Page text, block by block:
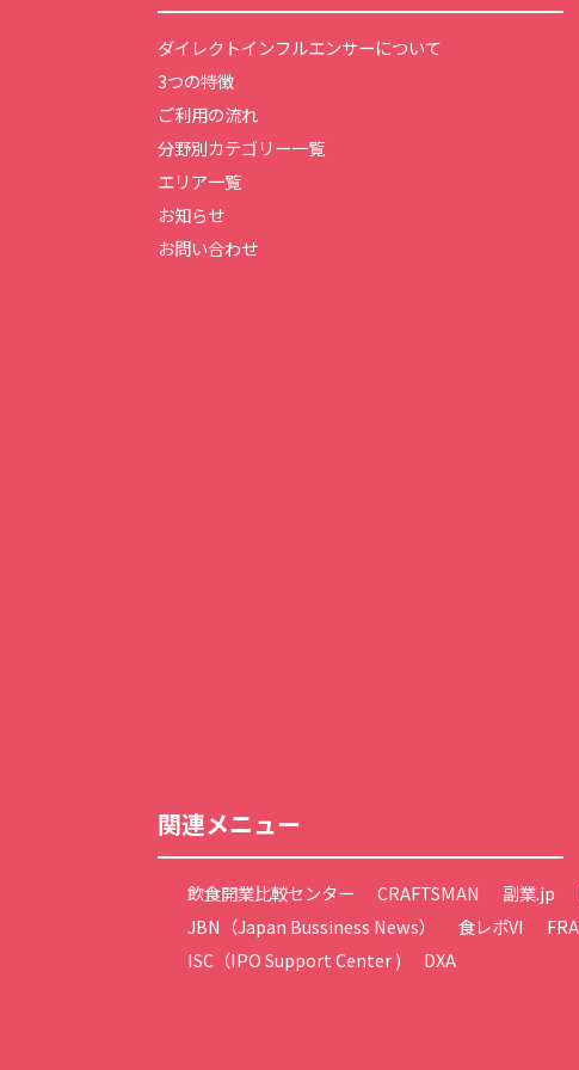
ダイレクトインフルエンサーについて
3つの特徴
ご利用の流れ
分野別カテゴリー一覧
エリア一覧
お知らせ
お問い合わせ
関連メニュー
飲食開業比較センター CRAFTSMAN 副業.jp
JBN（Japan Bussiness News）
食レポVI
ISC（IPO Support Center )
DXA